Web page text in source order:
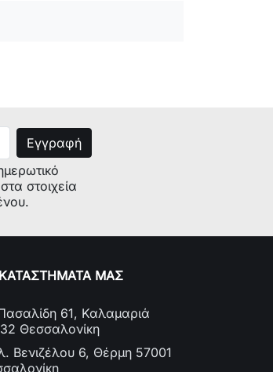
στοιχεία
ΜΑΣ
61, Καλαμαριά
Θεσσαλονίκη
Βενιζέλου 6, Θέρμη 57001